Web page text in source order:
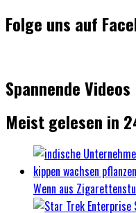
Folge uns auf
Spannende Videos
Meist gelesen in
Wenn aus